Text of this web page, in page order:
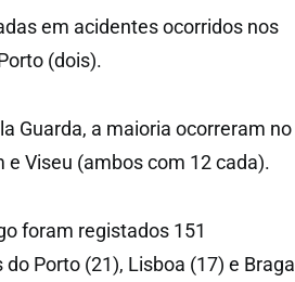
em acidentes ocorridos nos
(dois).
Guarda, a maioria ocorreram no
e Viseu (ambos com 12 cada).
foram registados 151
Porto (21), Lisboa (17) e Braga